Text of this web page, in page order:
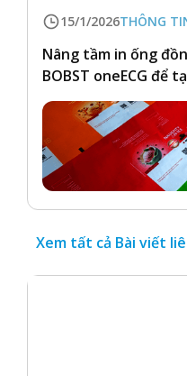
15/1/2026THÔNG
Nâng tầm in ống
BOBST oneECG để
Xem tất cả Bài viết